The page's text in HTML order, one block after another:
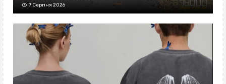
7 Серпня 2026